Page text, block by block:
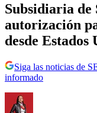
Subsidiaria
autorización
desde Estados
Siga las noticias de
informado